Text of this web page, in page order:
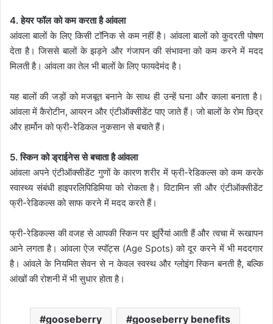
4. हेयर फॉल को कम करता है आंवला
आंवला बालों के लिए किसी टॉनिक से कम नहीं है। आंवला बालों को कुदरती पोषण
देता है। जिससे बालों के झड़ने और गंजापन की संभावना को कम करने में मदद
मिलती है। आंवला का तेल भी बालों के लिए फायदेमंद है।
यह बालों की जड़ों को मजबूत बनाने के साथ ही उन्हें घना और काला बनाता है।
आंवला में कैरोटीन, आयरन और एंटीऑक्सीडेंट पाए जाते हैं। जो बालों के रोम छिद्र
और हार्मोन को फ्री-रेडिकल नुकसान से बचाते हैं।
5. स्किन को ड्राईनेस से बचाता है आंवला
आंवला अपने एंटीऑक्सीडेंट गुणों के कारण शरीर में फ्री-रेडिकल्स को कम करके
स्वास्थ्य संबंधी हाइपरलिपिडिमिया को रोकता है। विटामिन सी और एंटीऑक्सीडेंट
फ्री-रेडिकल्स को साफ करने में मदद करते हैं।
फ्री-रेडिकल्स की वजह से आपकी स्किन पर झुर्रियां आती हैं और त्‍वचा में रूखापन
आने लगता है। आंवला ऐज स्पॉट्स (Age Spots) को दूर करने में भी मददगार
है। आंवले के नियमित सेवन से न केवल स्वस्थ और ग्लोइंग स्किन बनती है, बल्कि
आंखों की रोशनी में भी सुधार होता है।
gooseberry gooseberry benefits